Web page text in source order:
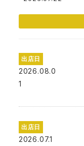
出店日
2026.08.0
1
出店日
2026.07.1